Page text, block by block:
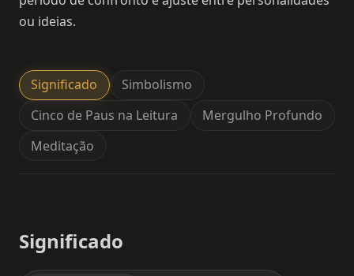
ou ideias.
Significado
Simbolismo
Cinco de Paus na Leitura
Mergulho Profundo
Meditação
Significado